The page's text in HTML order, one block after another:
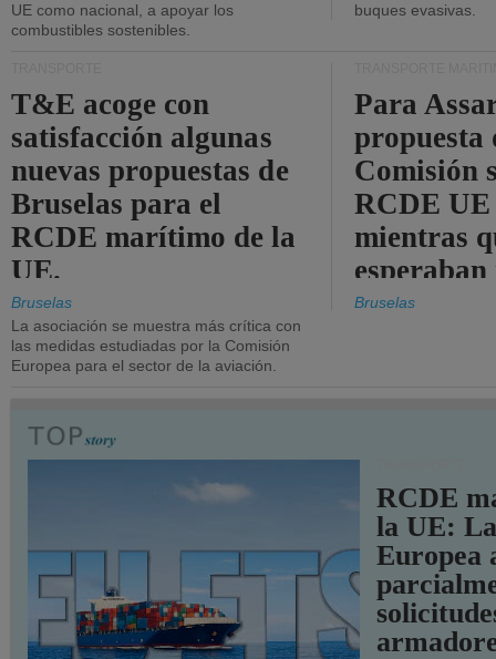
UE como nacional, a apoyar los
combustibles sostenibles.
buques evasivas.
T&E acoge con
satisfacción algunas
nuevas propuestas de
Bruselas para el
RCDE marítimo de la
UE.
Bruselas
La asociación se muestra más crítica con
las medidas estudiadas por la Comisión
Europea para el sector de la aviación.
Para
propuesta
Comisión
RCDE
mientras
más
Bruselas
RCDE
la UE:
Europea